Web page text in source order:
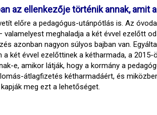
az ellenkezője történik annak, amit
előre a pedagógus-utánpótlás is. Az
valamelyest meghaladja a két évvel ezelőtt
azonban nagyon súlyos bajban van.
a két évvel ezelőttinek a kétharmada, a
e, amikor látják, hogy a kormány a
átlagfizetés kétharmadáért, és
meg ezt a lehetőséget.